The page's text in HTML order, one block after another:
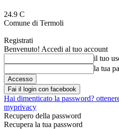
24.9 C
Comune di Termoli
Registrati
Benvenuto! Accedi al tuo account
il tuo
la tua
Fai il login con facebook
Hai dimenticato la password?
myprivacy
Recupero della password
Recupera la tua password